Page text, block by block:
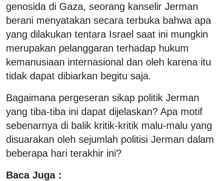
genosida di Gaza, seorang kanselir Jerman
berani menyatakan secara terbuka bahwa apa
yang dilakukan tentara Israel saat ini mungkin
merupakan pelanggaran terhadap hukum
kemanusiaan internasional dan oleh karena itu
tidak dapat dibiarkan begitu saja.
Bagaimana pergeseran sikap politik Jerman
yang tiba-tiba ini dapat dijelaskan? Apa motif
sebenarnya di balik kritik-kritik malu-malu yang
disuarakan oleh sejumlah politisi Jerman dalam
beberapa hari terakhir ini?
Baca Juga :